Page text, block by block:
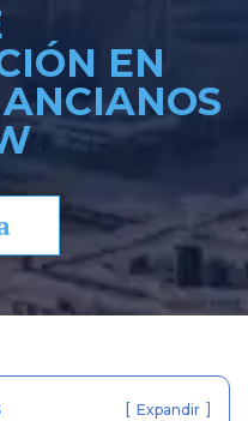
EN
[ Expandir ]